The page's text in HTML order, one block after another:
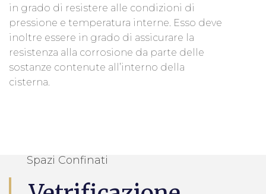
in grado di resistere alle condizioni di
pressione e temperatura interne. Esso deve
inoltre essere in grado di assicurare la
resistenza alla corrosione da parte delle
sostanze contenute all’interno della
cisterna.
Spazi Confinati